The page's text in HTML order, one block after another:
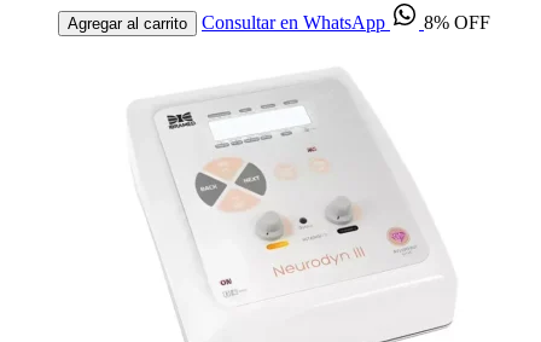
Agregar al carrito Consultar en WhatsApp 8% OFF